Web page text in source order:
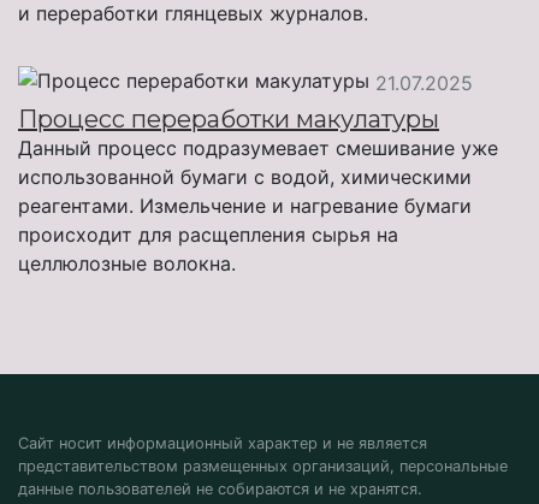
и переработки глянцевых журналов.
21.07.2025
Процесс переработки макулатуры
Данный процесс подразумевает смешивание уже
использованной бумаги с водой, химическими
реагентами. Измельчение и нагревание бумаги
происходит для расщепления сырья на
целлюлозные волокна.
Сайт носит информационный характер и не является
представительством размещенных организаций, персональные
данные пользователей не собираются и не хранятся.